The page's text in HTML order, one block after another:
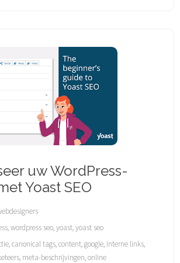
uw WordPress-
Yoast SEO
,wordpress seo,yoast,yoast seo
,canonical tags,content,google, interne links,
, meta-beschrijvingen,online